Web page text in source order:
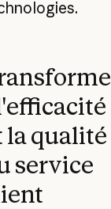
la qualité
service